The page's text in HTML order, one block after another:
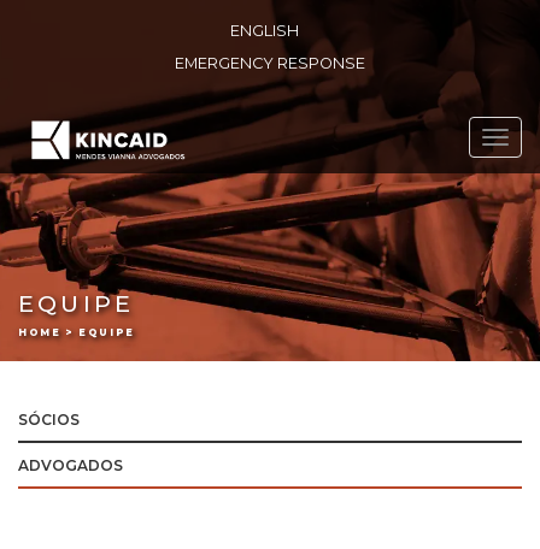
ENGLISH
EMERGENCY RESPONSE
EQUIPE
HOME > EQUIPE
SÓCIOS
ADVOGADOS